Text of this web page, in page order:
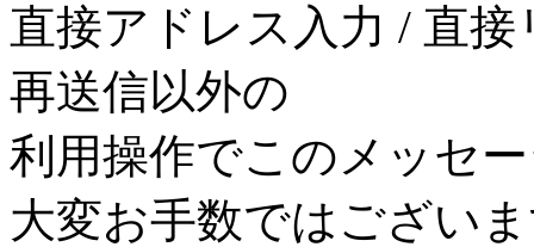
直接アドレス入力 / 直
再送信以外の
利用操作でこのメッセ
大変お手数ではござい